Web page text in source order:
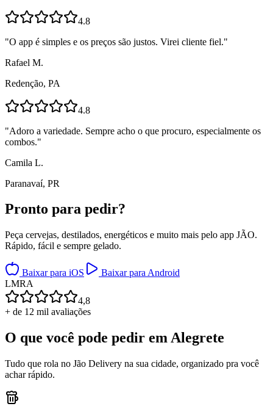
4.8
"O app é simples e os preços são justos. Virei cliente fiel."
Rafael M.
Redenção, PA
4.8
"Adoro a variedade. Sempre acho o que procuro, especialmente os
combos."
Camila L.
Paranavaí, PR
Pronto para pedir?
Peça cervejas, destilados, energéticos e muito mais pelo app JÃO.
Rápido, fácil e sempre gelado.
Baixar para iOS
Baixar para Android
LMRA
4,8
+ de 12 mil avaliações
O que você pode pedir emAlegrete
Tudo que rola no Jão Delivery na sua cidade, organizado pra você
achar rápido.